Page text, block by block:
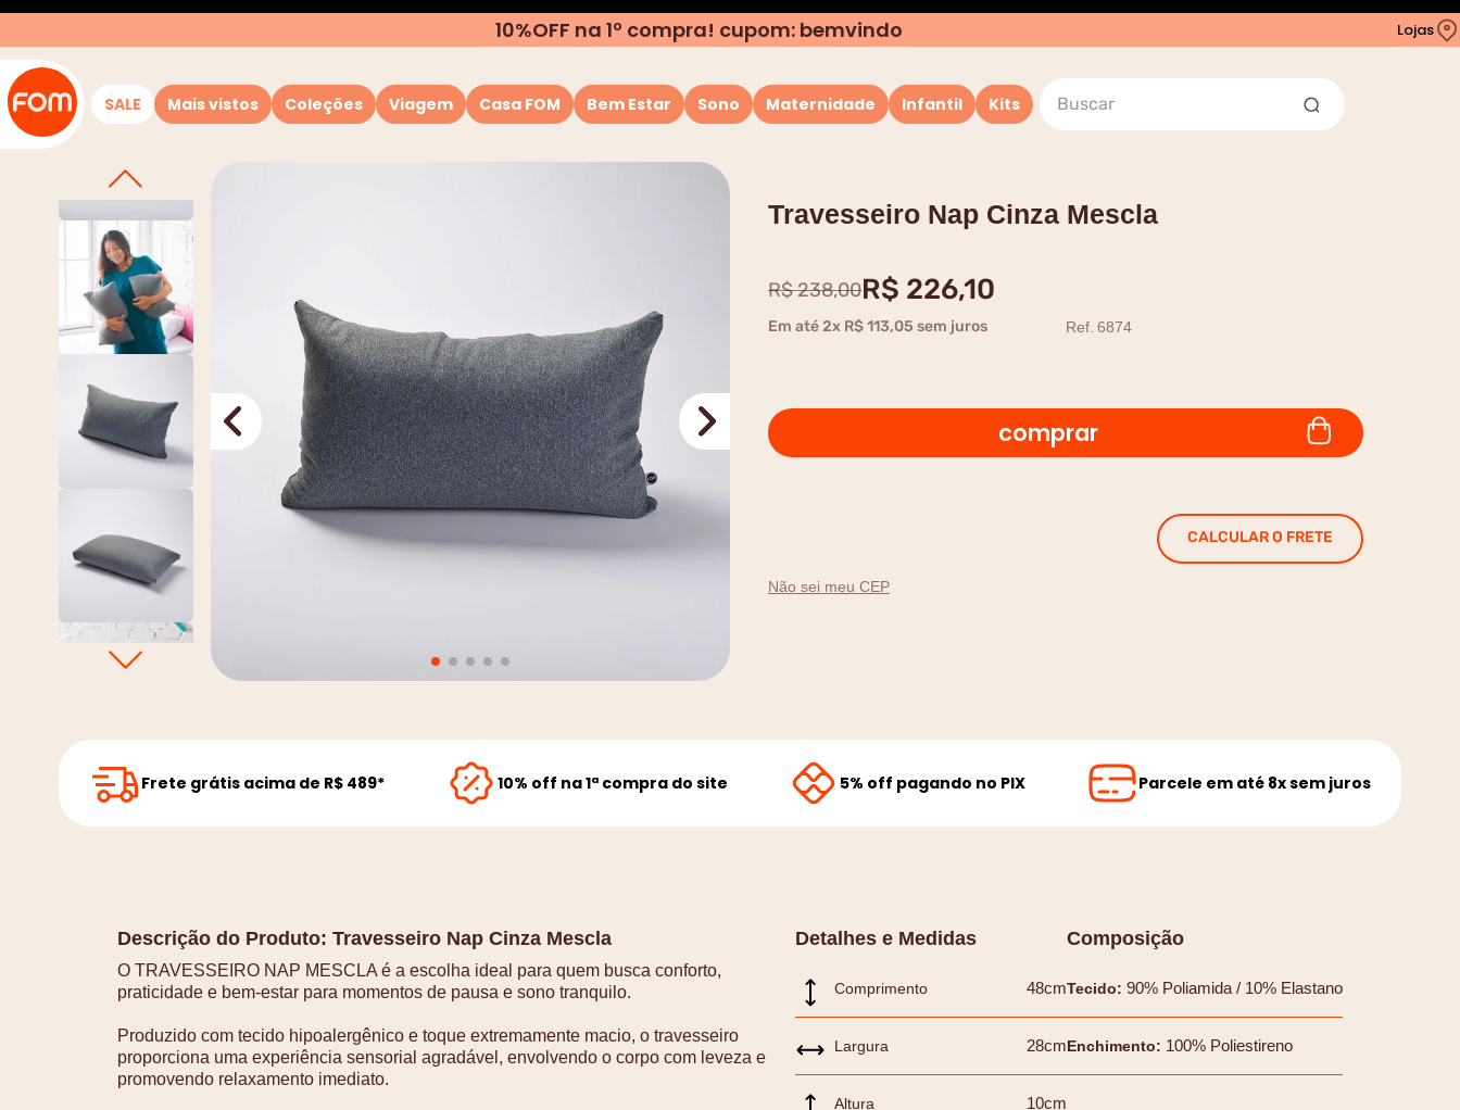
10%OFF na 1º compra! cupom: bemvindo Lojas
SALE Mais vistos Coleções Viagem Casa FOM Bem Estar Sono Maternidade Infantil Kits
Buscar
Travesseiro Nap Cinza Mescla
R$238,00R$ 226,10
Em até2x R$113,05 sem juros Ref. 6874
comprar
Não sei meu CEP
CALCULAR O FRETE
Frete grátis acima de R$ 489* 10% off na 1ª compra do site 5% off pagando no PIX Parcele em até 8x sem juros
Descrição do Produto: Travesseiro Nap Cinza Mescla
O TRAVESSEIRO NAP MESCLA é a escolha ideal para quem busca conforto,
praticidade e bem-estar para momentos de pausa e sono tranquilo.
Produzido com tecido hipoalergênico e toque extremamente macio, o travesseiro
proporciona uma experiência sensorial agradável, envolvendo o corpo com leveza e
promovendo relaxamento imediato.
Detalhes e Medidas
Comprimento 48cm
Largura 28cm
Altura 10cm
Composição
Tecido: 90% Poliamida / 10% Elastano
Enchimento: 100% Poliestireno
8º
almofada apoio